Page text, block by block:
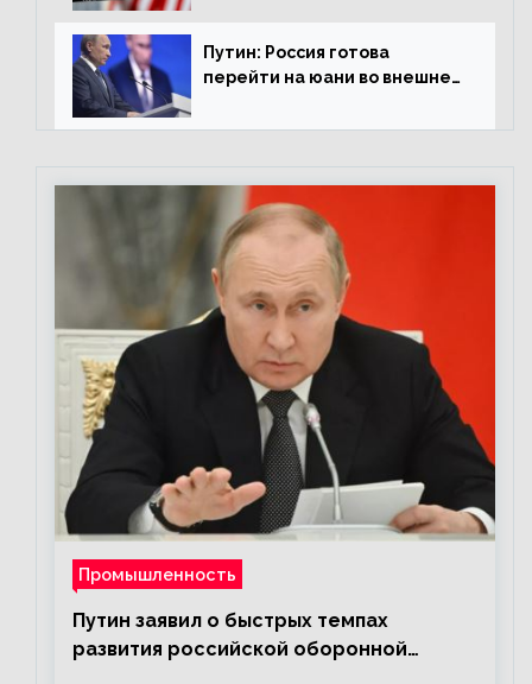
Путин: Россия готова
перейти на юани во внешней
Промышленность
Путин заявил о быстрых темпах
развития российской оборонной